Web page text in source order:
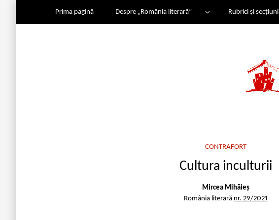
Prima pagină Despre „România literară” Rubrici și secțiuni
CONTRAFORT
Cultura inculturii
Mircea Mihăieș
România literară nr. 29/2021